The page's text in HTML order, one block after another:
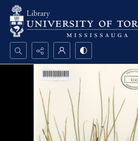
Search...